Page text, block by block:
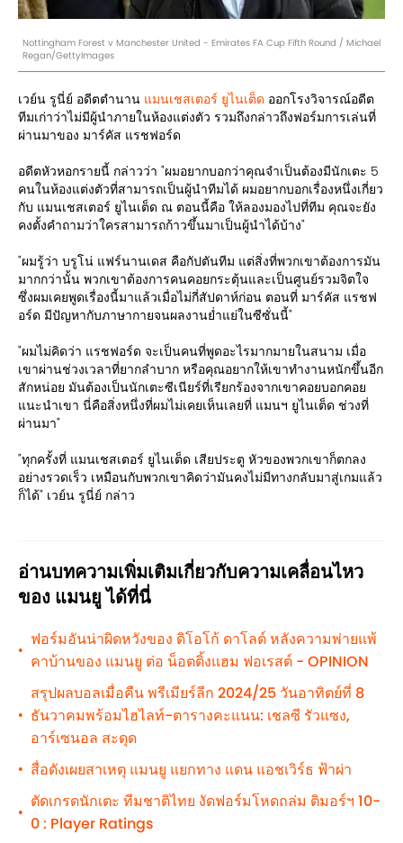
Nottingham Forest v Manchester United - Emirates FA Cup Fifth Round / Michael
Regan/GettyImages
เวย์น รูนี่ย์ อดีตตำนาน แมนเชสเตอร์ ยูไนเต็ด ออกโรงวิจารณ์อดีต
ทีมเก่าว่าไม่มีผู้นำภายในห้องแต่งตัว รวมถึงกล่าวถึงฟอร์มการเล่นที่
ผ่านมาของ มาร์คัส แรชฟอร์ด
อดีตหัวหอกรายนี้ กล่าวว่า "ผมอยากบอกว่าคุณจำเป็นต้องมีนักเตะ 5
คนในห้องแต่งตัวที่สามารถเป็นผู้นำทีมได้ ผมอยากบอกเรื่องหนึ่งเกี่ยว
กับ แมนเชสเตอร์ ยูไนเต็ด ณ ตอนนี้คือ ให้ลองมองไปที่ทีม คุณจะยัง
คงตั้งคำถามว่าใครสามารถก้าวขึ้นมาเป็นผู้นำได้บ้าง"
"ผมรู้ว่า บรูโน่ แฟร์นานเดส คือกัปตันทีม แต่สิ่งที่พวกเขาต้องการมัน
มากกว่านั้น พวกเขาต้องการคนคอยกระตุ้นและเป็นศูนย์รวมจิตใจ
ซึ่งผมเคยพูดเรื่องนี้มาแล้วเมื่อไม่กี่สัปดาห์ก่อน ตอนที่ มาร์คัส แรชฟ
อร์ด มีปัญหากับภาษากายจนผลงานย่ำแย่ในซีซั่นนี้"
"ผมไม่คิดว่า แรชฟอร์ด จะเป็นคนที่พูดอะไรมากมายในสนาม เมื่อ
เขาผ่านช่วงเวลาที่ยากลำบาก หรือคุณอยากให้เขาทำงานหนักขึ้นอีก
สักหน่อย มันต้องเป็นนักเตะซีเนียร์ที่เรียกร้องจากเขาคอยบอกคอย
แนะนำเขา นี่คือสิ่งหนึ่งที่ผมไม่เคยเห็นเลยที่ แมนฯ ยูไนเต็ด ช่วงที่
ผ่านมา"
"ทุกครั้งที่ แมนเชสเตอร์ ยูไนเต็ด เสียประตู หัวของพวกเขาก็ตกลง
อย่างรวดเร็ว เหมือนกับพวกเขาคิดว่ามันคงไม่มีทางกลับมาสู่เกมแล้ว
ก็ได้" เวย์น รูนี่ย์ กล่าว
อ่านบทความเพิ่มเติมเกี่ยวกับความเคลื่อนไหว
ของ แมนยู ได้ที่นี่
•
ฟอร์มอันน่าผิดหวังของ ดิโอโก้ ดาโลต์ หลังความพ่ายแพ้
คาบ้านของ แมนยู ต่อ น็อตติ้งแฮม ฟอเรสต์ - OPINION
•
สรุปผลบอลเมื่อคืน พรีเมียร์ลีก 2024/25 วันอาทิตย์ที่ 8
ธันวาคมพร้อมไฮไลท์-ตารางคะแนน: เชลซี รัวแซง,
อาร์เซนอล สะดุด
• สื่อดังเผยสาเหตุ แมนยู แยกทาง แดน แอชเวิร์ธ ฟ้าผ่า
•
ตัดเกรดนักเตะ ทีมชาติไทย งัดฟอร์มโหดถล่ม ติมอร์ฯ 10-
0 : Player Ratings